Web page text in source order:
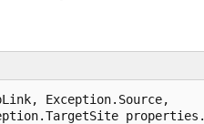
Exception.Source,
properties.